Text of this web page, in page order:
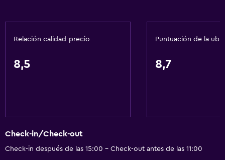
Wifi disponible en todas las instalaciones
Internet
Relación calidad-precio
8,5
Puntuación de la
8,7
Check-in/Check-out
Check-in después de las 15:00 - Check-out antes de las 11:00